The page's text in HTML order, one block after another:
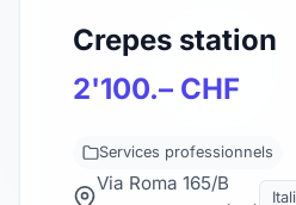
Crepes station
2'100.– CHF
Services professionnels
Via Roma 165/B